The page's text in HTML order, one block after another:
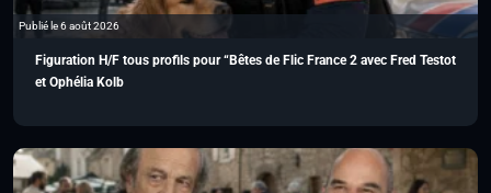
Publié le 6 août 2026
Figuration H/F tous profils pour “Bêtes de Flic France 2 avec Fred Testot
et Ophélia Kolb